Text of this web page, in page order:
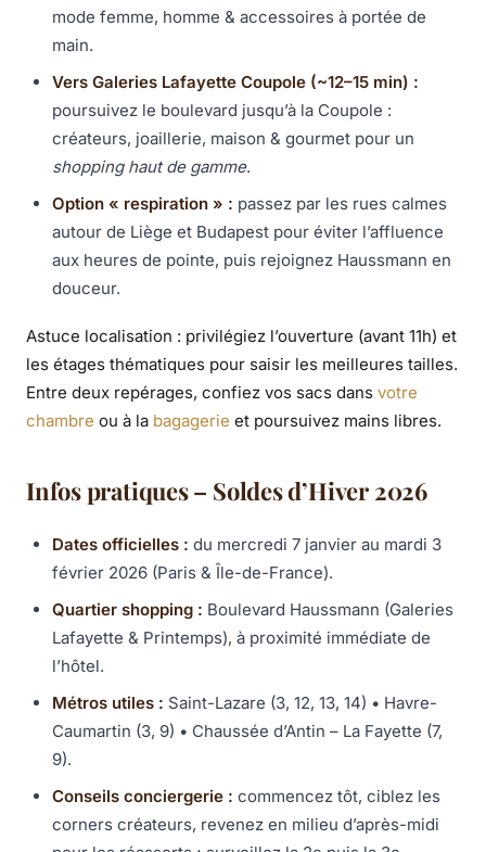
mode femme, homme & accessoires à portée de
main.
Vers Galeries Lafayette Coupole (~12–15 min) :
poursuivez le boulevard jusqu’à la Coupole :
créateurs, joaillerie, maison & gourmet pour un
shopping haut de gamme.
Option « respiration » : passez par les rues calmes
autour de Liège et Budapest pour éviter l’affluence
aux heures de pointe, puis rejoignez Haussmann en
douceur.
Astuce localisation : privilégiez l’ouverture (avant 11h) et
les étages thématiques pour saisir les meilleures tailles.
Entre deux repérages, confiez vos sacs dans votre
chambre ou à la bagagerie et poursuivez mains libres.
Infos pratiques – Soldes d’Hiver 2026
Dates officielles : du mercredi 7 janvier au mardi 3
février 2026 (Paris & Île-de-France).
Quartier shopping : Boulevard Haussmann (Galeries
Lafayette & Printemps), à proximité immédiate de
l’hôtel.
Métros utiles : Saint-Lazare (3, 12, 13, 14) • Havre-
Caumartin (3, 9) • Chaussée d’Antin – La Fayette (7,
9).
Conseils conciergerie : commencez tôt, ciblez les
corners créateurs, revenez en milieu d’après-midi